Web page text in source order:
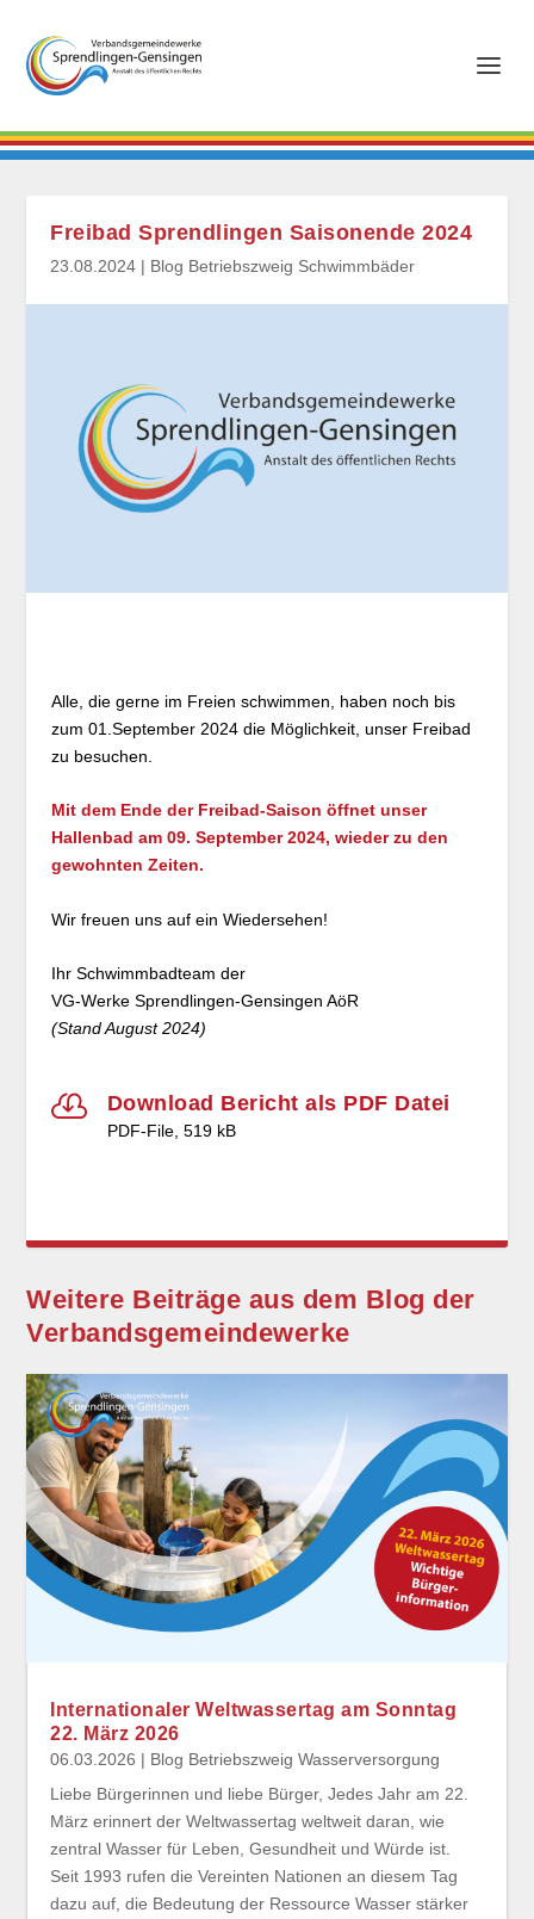
Freibad Sprendlingen Saisonende 2024
23.08.2024 | Blog Betriebszweig Schwimmbäder
Alle, die gerne im Freien schwimmen, haben noch bis
zum 01.September 2024 die Möglichkeit, unser Freibad
zu besuchen.
Mit dem Ende der Freibad-Saison öffnet unser
Hallenbad am 09. September 2024, wieder zu den
gewohnten Zeiten.
Wir freuen uns auf ein Wiedersehen!
Ihr Schwimmbadteam der
VG-Werke Sprendlingen-Gensingen AöR
(Stand August 2024)
 Download Bericht als PDF Datei
PDF-File, 519 kB
Weitere Beiträge aus dem Blog der
Verbands­gemeinde­werke
Internationaler Weltwassertag am Sonntag
22. März 2026
06.03.2026 | Blog Betriebszweig Wasserversorgung
Liebe Bürgerinnen und liebe Bürger, Jedes Jahr am 22.
März erinnert der Weltwassertag weltweit daran, wie
zentral Wasser für Leben, Gesundheit und Würde ist.
Seit 1993 rufen die Vereinten Nationen an diesem Tag
dazu auf, die Bedeutung der Ressource Wasser stärker